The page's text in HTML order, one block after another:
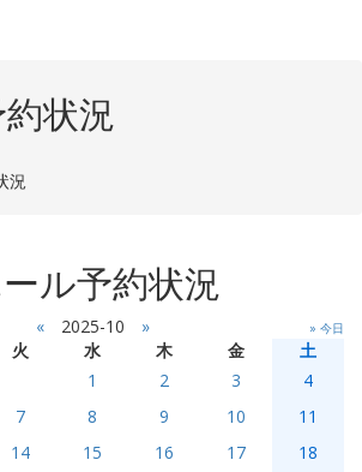
状況
況
ル予約状況
« 2025-10 » » 今日
火 水 木 金
土
1
2 3
4
7 8 9 10
11
14 15 16 17
18